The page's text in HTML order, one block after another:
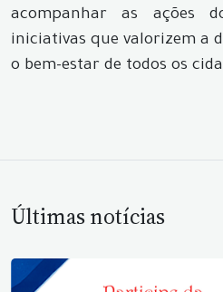
acompanhar as ações
iniciativas que valorizem a
o bem-estar de todos os
Últimas notícias